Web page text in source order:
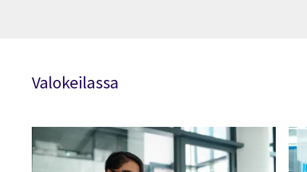
Valokeilassa